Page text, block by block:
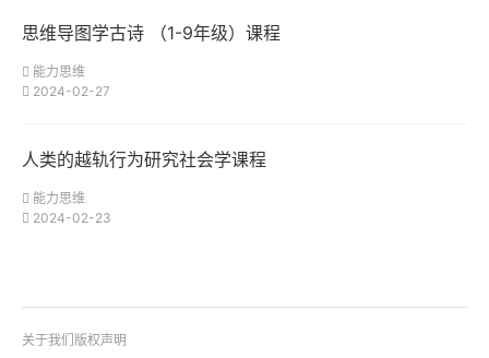
思维导图学古诗 （1-9年级）课程
能力思维
2024-02-27
人类的越轨行为研究社会学课程
能力思维
2024-02-23
关于我们 版权声明